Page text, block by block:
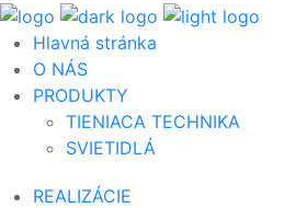
Hlavná stránka
O NÁS
PRODUKTY
TIENIACA TECHNIKA
SVIETIDLÁ
REALIZÁCIE